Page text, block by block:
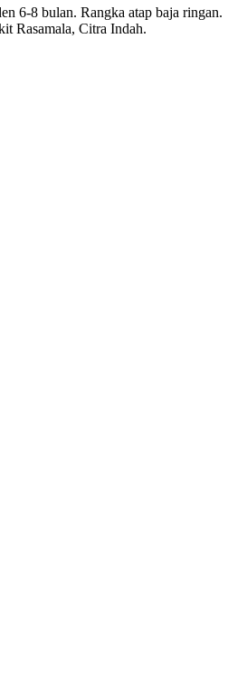
6-8 bulan. Rangka atap baja ringan.
Rasamala, Citra Indah.